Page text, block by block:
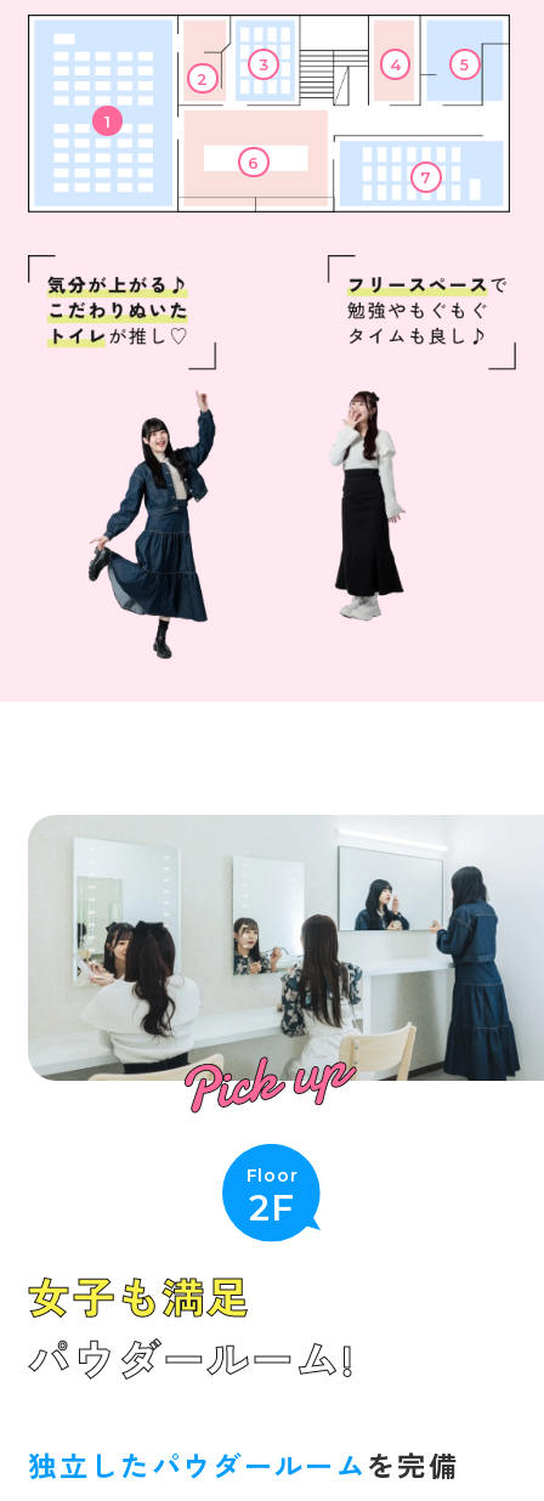
1
2
3 4 5
6
7
Floor
2F
女子も満足
パウダールーム!
独立したパウダールームを完備